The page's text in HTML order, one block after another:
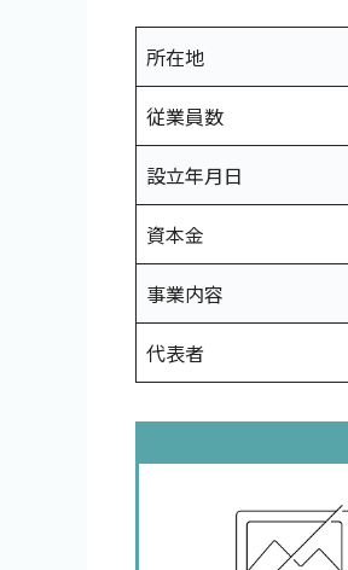
所在地
従業員数
設立年月日
資本金
事業内容
代表者